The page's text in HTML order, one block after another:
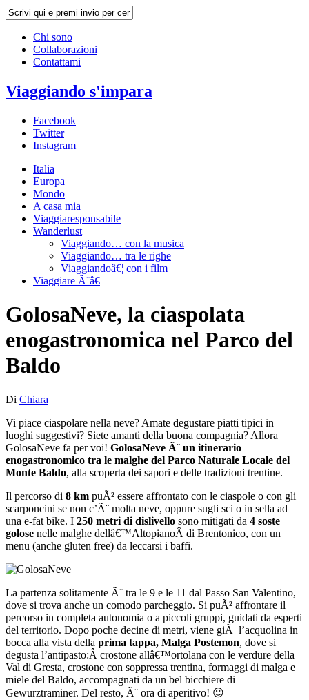
Chi sono
Collaborazioni
Contattami
Viaggiando s'impara
Facebook
Twitter
Instagram
Italia
Europa
Mondo
A casa mia
Viaggiaresponsabile
Wanderlust
Viaggiando… con la musica
Viaggiando… tra le righe
Viaggiandoâ€¦ con i film
Viaggiare Ã¨â€¦
GolosaNeve, la ciaspolata
enogastronomica nel Parco del
Baldo
Di Chiara
Vi piace ciaspolare nella neve? Amate degustare piatti tipici in
luoghi suggestivi? Siete amanti della buona compagnia? Allora
GolosaNeve fa per voi! GolosaNeve Ã¨ un itinerario
enogastronomico tra le malghe del Parco Naturale Locale del
Monte Baldo, alla scoperta dei sapori e delle tradizioni trentine.
Il percorso di 8 km puÃ² essere affrontato con le ciaspole o con gli
scarponcini se non c’Ã¨ molta neve, oppure sugli sci o in sella ad
una e-fat bike. I 250 metri di dislivello sono mitigati da 4 soste
golose nelle malghe dellâ€™AltopianoÂ di Brentonico, con un
menu (anche gluten free) da leccarsi i baffi.
La partenza solitamente Ã¨ tra le 9 e le 11 dal Passo San Valentino,
dove si trova anche un comodo parcheggio. Si puÃ² affrontare il
percorso in completa autonomia o a piccoli gruppi, guidati da esperti
del territorio. Dopo poche decine di metri, viene giÃ l’acquolina in
bocca alla vista della prima tappa, Malga Postemon, dove si
degusta l’antipasto:Â crostone allâ€™ortolana con le verdure della
Val di Gresta, crostone con soppressa trentina, formaggi di malga e
miele del Baldo, accompagnati da un bel bicchiere di
Gewurztraminer. Del resto, Ã¨ ora di aperitivo! 😉